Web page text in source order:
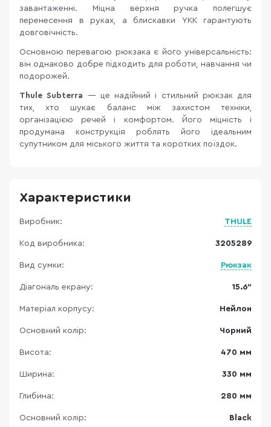
завантаженні. Міцна верхня ручка полегшує
перенесення в руках, а блискавки YKK гарантують
довговічність.
Основною перевагою рюкзака є його універсальність:
він однаково добре підходить для роботи, навчання чи
подорожей.
Thule Subterra — це надійний і стильний рюкзак для
тих, хто шукає баланс між захистом техніки,
організацією речей і комфортом. Його міцність і
продумана конструкція роблять його ідеальним
супутником для міського життя та коротких поїздок.
Характеристики
Виробник: THULE
Код виробника: 3205289
Вид сумки: Рюкзак
Діагональ екрану: 15.6"
Матеріал корпусу: Нейлон
Основний колір: Чорний
Висота: 470 мм
Ширина: 330 мм
Глибина: 280 мм
Основний колір: Black